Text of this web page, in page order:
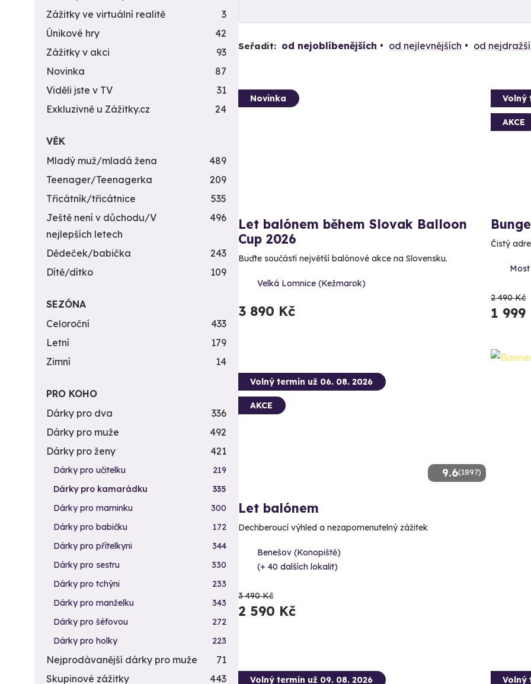
Seřadit: od nejoblíbenějších od nejlevnějších od
Novinka
Let balónem během Slovak Balloon
Cup 2026
Buďte součástí největší balónové akce na Slovensku.
Velká Lomnice (Kežmarok)
3 890 Kč
Volný
AKCE
Čistý
2 490 Kč
1 999
9.6(1897)
Volný termín už 06. 08. 2026
AKCE
Let balónem
Dechberoucí výhled a nezapomenutelný zážitek
Benešov (Konopiště)
(+ 40 dalších lokalit)
3 490 Kč
2 590 Kč
Volný termín už 09. 08. 2026 Volný
Zážitky ve virtuální realitě
3
Únikové hry
42
Zážitky v akci
93
Novinka
87
Viděli jste v TV
31
Exkluzivně u Zážitky.cz
24
VĚK
Mladý muž/mladá žena
489
Teenager/Teenagerka
209
Třicátník/třicátnice
535
Ještě není v důchodu/V
nejlepších letech
496
Dědeček/babička
243
Dítě/dítko
109
SEZÓNA
Celoroční
433
Letní
179
Zimní
14
PRO KOHO
Dárky pro dva
336
Dárky pro muže
492
Dárky pro ženy
421
Dárky pro učitelku
219
Dárky pro kamarádku
335
Dárky pro maminku
300
Dárky pro babičku
172
Dárky pro přítelkyni
344
Dárky pro sestru
330
Dárky pro tchýni
233
Dárky pro manželku
343
Dárky pro šéfovou
272
Dárky pro holky
223
Nejprodávanější dárky pro muže
71
Skupinové zážitky
443